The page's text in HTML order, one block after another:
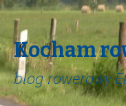
Kocham
blog rowerowy